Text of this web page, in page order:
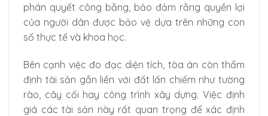
phán quyết công bằng, bảo đảm rằng quyền lợi
của người dân được bảo vệ dựa trên những con
số thực tế và khoa học.
Bên cạnh việc đo đạc diện tích, tòa án còn thẩm
định tài sản gắn liền với đất lấn chiếm như tường
rào, cây cối hay công trình xây dựng. Việc định
giá các tài sản này rất quan trọng để xác định